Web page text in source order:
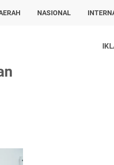
NASIONAL